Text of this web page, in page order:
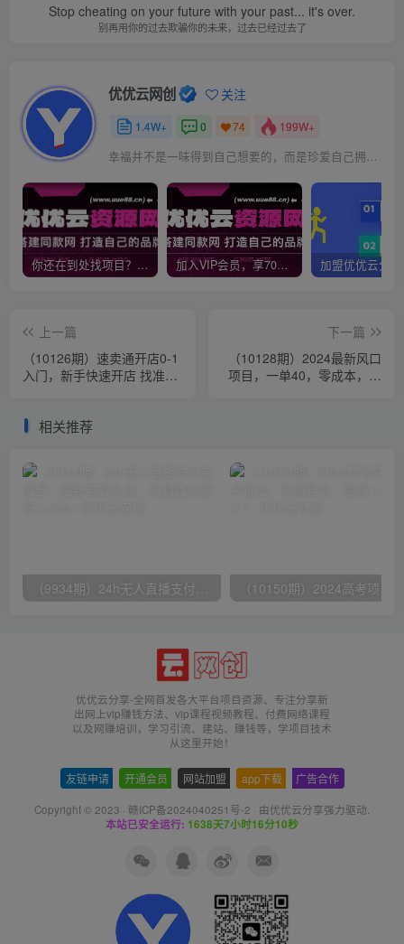
Stop cheating on your future with your past... it's over.
别再用你的过去欺骗你的未来，过去已经过去了
优优云网创 关注
1.4W+ 0 74 199W+
你还在到处找项目？还在当韭菜？我靠网创资源站一个月收入5万+，曾经我也是个失败者。 加入VIP会员，享70%的推广提成，免费学习多种网上创业课程，菜鸟秒变大神！
上一篇
（10126期）速卖通开店0-1
入门，新手快速开店 找准商
下一篇
（10128期）2024最新风口
项目，一单40，零成本，日
相关推荐
优优云分享-全网首发各大平台项目资源、专注分享新
出网上vip赚钱方法、vip课程视频教程、付费网络课程
以及网赚培训，学习引流、建站、赚钱等，学项目技术
从这里开始！
友链申请 开通会员 网站加盟 app下载 广告合作
Copyright © 2023 · 赣ICP备2024040251号-2 · 由优优云分享强力驱动.
本站已安全运行: 1638天7小时16分11秒